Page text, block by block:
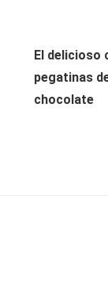
El delicioso
pegatinas
chocolate